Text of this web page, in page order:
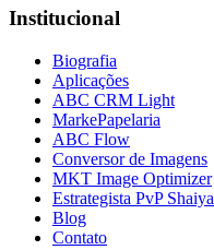
Institucional
Biografia
Aplicações
ABC CRM Light
MarkePapelaria
ABC Flow
Conversor de Imagens
MKT Image Optimizer
Estrategista PvP Shaiya
Blog
Contato